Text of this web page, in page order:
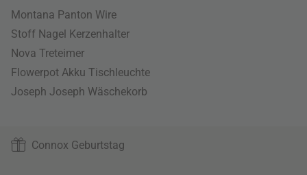
Montana Panton Wire
Stoff Nagel Kerzenhalter
Nova Treteimer
Flowerpot Akku Tischleuchte
Joseph Joseph Wäschekorb
Connox Geburtstag